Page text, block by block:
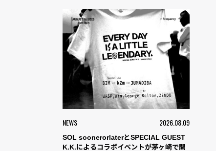
NEWS 2026.08.09
SOL soonerorlaterとSPECIAL GUEST
K.K.によるコラボイベントが茅ヶ崎で開